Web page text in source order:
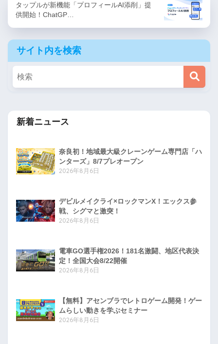
タップルが新機能「プロフィールAI添削」提
供開始！ChatGP…
サイト内を検索
新着ニュース
奈良初！地域最大級クレーンゲーム専門店「ハ
ンターズ」8/7プレオープン
2026年8月6日
デビルメイクライ×ロックマンX！エックス参
戦、シグマと激突！
2026年8月6日
電車GO選手権2026！181名激闘、地区代表決
定！全国大会8/22開催
2026年8月6日
【無料】アセンブラでレトロゲーム開発！ゲー
ムらしい動きを学ぶセミナー
2026年8月6日